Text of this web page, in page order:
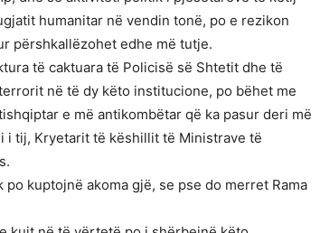
humanitar në vendin tonë, po e rezikon
përshkallëzohet edhe më tutje.
të caktuara të Policisë së Shtetit dhe të
në të dy këto institucione, po bëhet me
e më antikombëtar që ka pasur deri më
i tij, Kryetarit të këshillit të Ministrave të
kuptojnë akoma gjë, se pse do merret Rama